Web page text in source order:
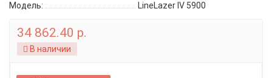
Модель:
LineLazer IV 5900
34 862.40 р.
В наличии